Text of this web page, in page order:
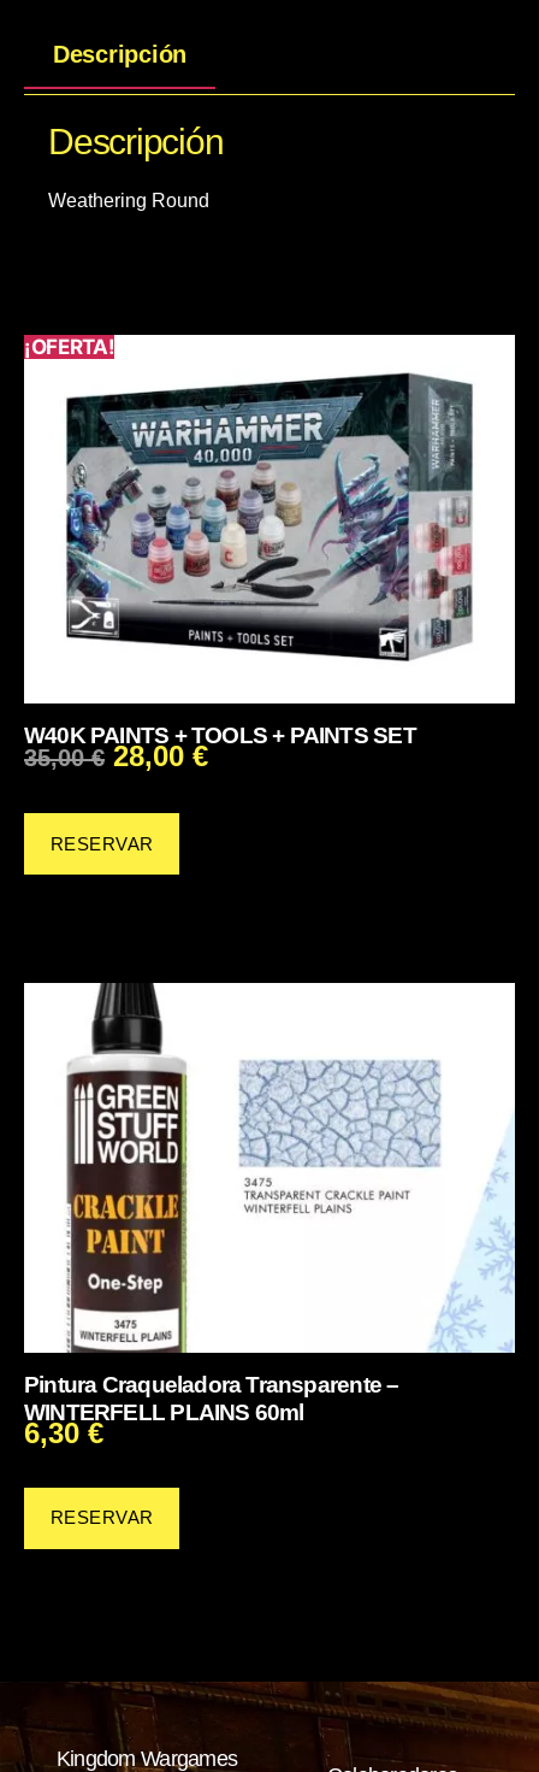
¡OFERTA!
W40K PAINTS + TOOLS + PAINTS SET
35,00€ 28,00 €
RESERVAR
Pintura Craqueladora Transparente –
WINTERFELL PLAINS 60ml
6,30 €
RESERVAR
Descripción
Descripción
Weathering Round
Kingdom Wargames